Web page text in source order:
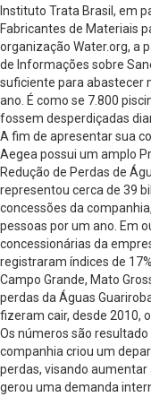
Instituto Trata Brasil, em
Fabricantes de Materiais
organização Water.org, a
de Informações sobre
suficiente para abastecer
ano. É como se 7.800
fossem desperdiçadas
A fim de apresentar sua
Aegea possui um amplo
Redução de Perdas de
representou cerca de 39
concessões da
pessoas por um ano. Em
concessionárias da
registraram índices de
Campo Grande, Mato
perdas da Águas
fizeram cair, desde 2010,
Os números são
companhia criou um
perdas, visando aumentar
gerou uma demanda